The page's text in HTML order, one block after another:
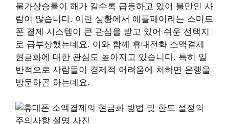
물가상승률이 해가 갈수록 급등하고 있어 불만인 사
람이 많습니다. 이런 상황에서 애플페이라는 스마트
폰 결제 시스템이 큰 관심을 받고 있어 쉬운 선택지
로 급부상했는데요. 이와 함께 휴대전화 소액결제
현금화에 대한 관심도 높아지고 있습니다. 특히 일
반적으로 사람들이 경제적 어려움에 처하면 은행을
방문하곤 하는데요.